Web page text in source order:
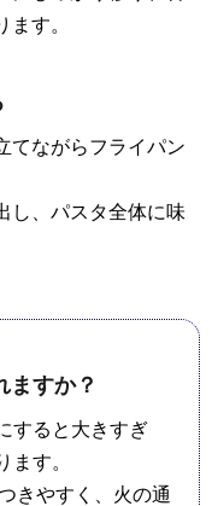
す。
てながらフライパン
し、パスタ全体に味
ますか？
すると大きすぎ
ます。
きやすく、火の通